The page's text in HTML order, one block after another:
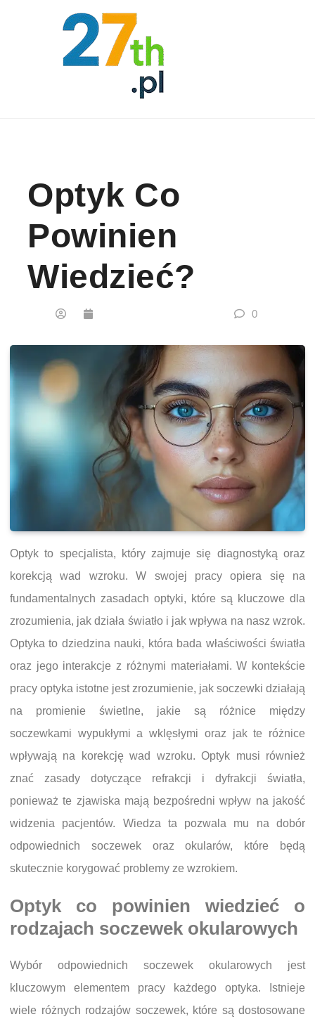
Optyk Co
Powinien
Wiedzieć?
0
Optyk to specjalista, który zajmuje się diagnostyką oraz
korekcją wad wzroku. W swojej pracy opiera się na
fundamentalnych zasadach optyki, które są kluczowe dla
zrozumienia, jak działa światło i jak wpływa na nasz wzrok.
Optyka to dziedzina nauki, która bada właściwości światła
oraz jego interakcje z różnymi materiałami. W kontekście
pracy optyka istotne jest zrozumienie, jak soczewki działają
na promienie świetlne, jakie są różnice między
soczewkami wypukłymi a wklęsłymi oraz jak te różnice
wpływają na korekcję wad wzroku. Optyk musi również
znać zasady dotyczące refrakcji i dyfrakcji światła,
ponieważ te zjawiska mają bezpośredni wpływ na jakość
widzenia pacjentów. Wiedza ta pozwala mu na dobór
odpowiednich soczewek oraz okularów, które będą
skutecznie korygować problemy ze wzrokiem.
Optyk co powinien wiedzieć o
rodzajach soczewek okularowych
Wybór odpowiednich soczewek okularowych jest
kluczowym elementem pracy każdego optyka. Istnieje
wiele różnych rodzajów soczewek, które są dostosowane